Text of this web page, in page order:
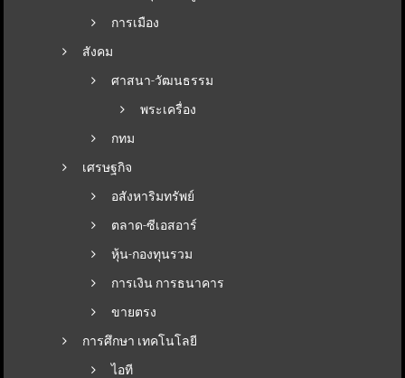
การเมือง
สังคม
ศาสนา-วัฒนธรรม
พระเครื่อง
กทม
เศรษฐกิจ
อสังหาริมทรัพย์
ตลาด-ซีเอสอาร์
หุ้น-กองทุนรวม
การเงิน การธนาคาร
ขายตรง
การศึกษา เทคโนโลยี
ไอที